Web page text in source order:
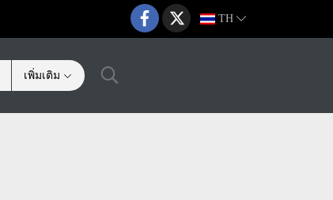
TH
เพิ่มเติม